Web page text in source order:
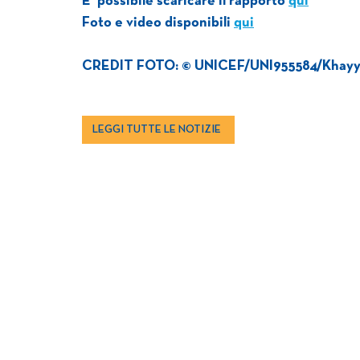
Foto e video disponibili qui
CREDIT FOTO: © UNICEF/UNI955584/
LEGGI TUTTE LE NOTIZIE